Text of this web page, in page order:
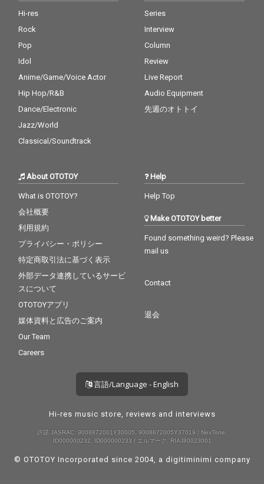
Hi-res
Rock
Pop
Idol
Anime/Game/Voice Actor
Hip Hop/R&B
Dance/Electronic
Jazz/World
Classical/Soundtrack
Series
Interview
Column
Review
Live Report
Audio Equipment
先週のオトトイ
About OTOTOY
What is OTOTOY?
会社概要
利用規約
プライバシー・ポリシー
特定商取引法に基づく表示
外部データ連携しているサービ
スについて
OTOTOYアプリ
媒体資料と広告のご案内
Our Team
Careers
Help
Help Top
Make OTOTOY better
Found something weird? Please
mail us
Contact
退会
言語/Language - English
Hi-res music store, reviews and interviews
許諾 JASRAC: 9008872001Y30005, 9008872005Y37019 / NexTone:
ID000000232, ID000000233 / エルマーク: RIAJ80023001
© OTOTOY Incorporated since 2004, a digitiminimi company